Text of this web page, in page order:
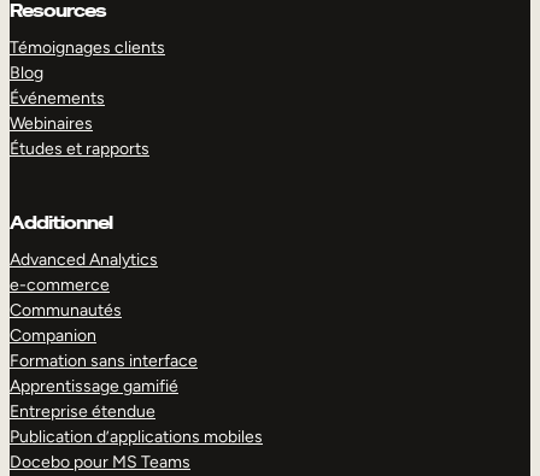
Resources
Témoignages clients
Blog
Événements
Webinaires
Études et rapports
Additionnel
Advanced Analytics
e-commerce
Communautés
Companion
Formation sans interface
Apprentissage gamifié
Entreprise étendue
Publication d’applications mobiles
Docebo pour MS Teams